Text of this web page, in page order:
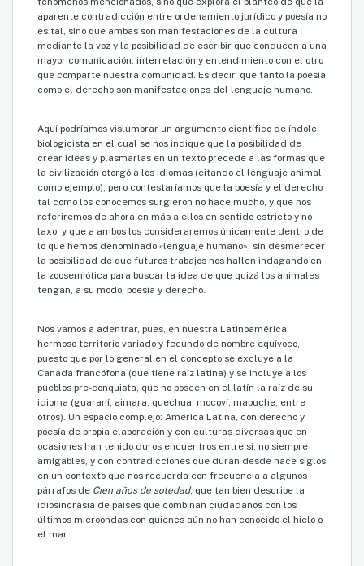
aparente contradicción entre ordenamiento jurídico y poesía no
es tal, sino que ambas son manifestaciones de la cultura
mediante la voz y la posibilidad de escribir que conducen a una
mayor comunicación, interrelación y entendimiento con el otro
que comparte nuestra comunidad. Es decir, que tanto la poesía
como el derecho son manifestaciones del lenguaje humano.
Aquí podríamos vislumbrar un argumento científico de índole
biologicista en el cual se nos indique que la posibilidad de
crear ideas y plasmarlas en un texto precede a las formas que
la civilización otorgó a los idiomas (citando el lenguaje animal
como ejemplo); pero contestaríamos que la poesía y el derecho
tal como los conocemos surgieron no hace mucho, y que nos
referiremos de ahora en más a ellos en sentido estricto y no
laxo, y que a ambos los consideraremos únicamente dentro de
lo que hemos denominado «lenguaje humano», sin desmerecer
la posibilidad de que futuros trabajos nos hallen indagando en
la zoosemiótica para buscar la idea de que quizá los animales
tengan, a su modo, poesía y derecho.
Nos vamos a adentrar, pues, en nuestra Latinoamérica:
hermoso territorio variado y fecundo de nombre equívoco,
puesto que por lo general en el concepto se excluye a la
Canadá francófona (que tiene raíz latina) y se incluye a los
pueblos pre-conquista, que no poseen en el latín la raíz de su
idioma (guaraní, aimara, quechua, mocoví, mapuche, entre
otros). Un espacio complejo: América Latina, con derecho y
poesía de propia elaboración y con culturas diversas que en
ocasiones han tenido duros encuentros entre sí, no siempre
amigables, y con contradicciones que duran desde hace siglos
en un contexto que nos recuerda con frecuencia a algunos
párrafos de Cien años de soledad, que tan bien describe la
idiosincrasia de países que combinan ciudadanos con los
últimos microondas con quienes aún no han conocido el hielo o
el mar.